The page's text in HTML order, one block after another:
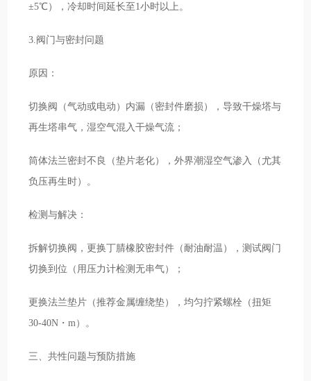
±5℃），冷却时间延长至1小时以上。
3.阀门与密封问题
原因：
切换阀（气动或电动）内漏（密封件磨损），导致干燥塔与
再生塔串气，湿空气混入干燥气流；
筒体法兰密封不良（垫片老化），外界潮湿空气渗入（尤其
负压再生时）。
检测与解决：
拆解切换阀，更换丁腈橡胶密封件（耐油耐温），测试阀门
切换到位（用压力计检测无串气）；
更换法兰垫片（推荐金属缠绕垫），均匀拧紧螺栓（扭矩
30-40N・m）。
三、共性问题与预防措施